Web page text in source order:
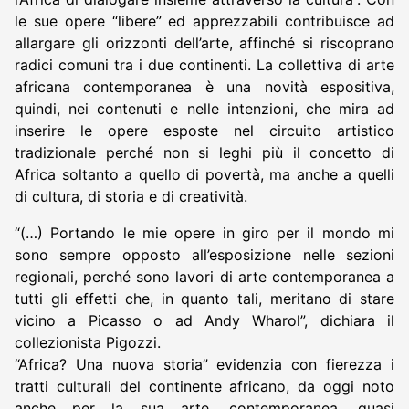
le sue opere “libere” ed apprezzabili contribuisce ad
allargare gli orizzonti dell’arte, affinché si riscoprano
radici comuni tra i due continenti. La collettiva di arte
africana contemporanea è una novità espositiva,
quindi, nei contenuti e nelle intenzioni, che mira ad
inserire le opere esposte nel circuito artistico
tradizionale perché non si leghi più il concetto di
Africa soltanto a quello di povertà, ma anche a quelli
di cultura, di storia e di creatività.
“(…) Portando le mie opere in giro per il mondo mi
sono sempre opposto all’esposizione nelle sezioni
regionali, perché sono lavori di arte contemporanea a
tutti gli effetti che, in quanto tali, meritano di stare
vicino a Picasso o ad Andy Wharol”, dichiara il
collezionista Pigozzi.
“Africa? Una nuova storia” evidenzia con fierezza i
tratti culturali del continente africano, da oggi noto